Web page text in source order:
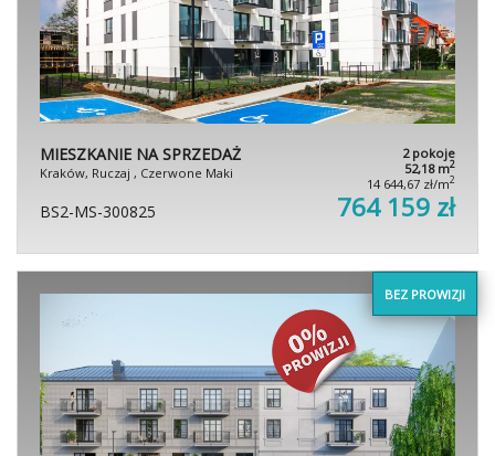
MIESZKANIE NA SPRZEDAŻ
Kraków, Ruczaj , Czerwone Maki
2 pokoje
52,18 m2
14 644,67 zł/m2
BS2-MS-300825 764 159 zł
BEZ PROWIZJI